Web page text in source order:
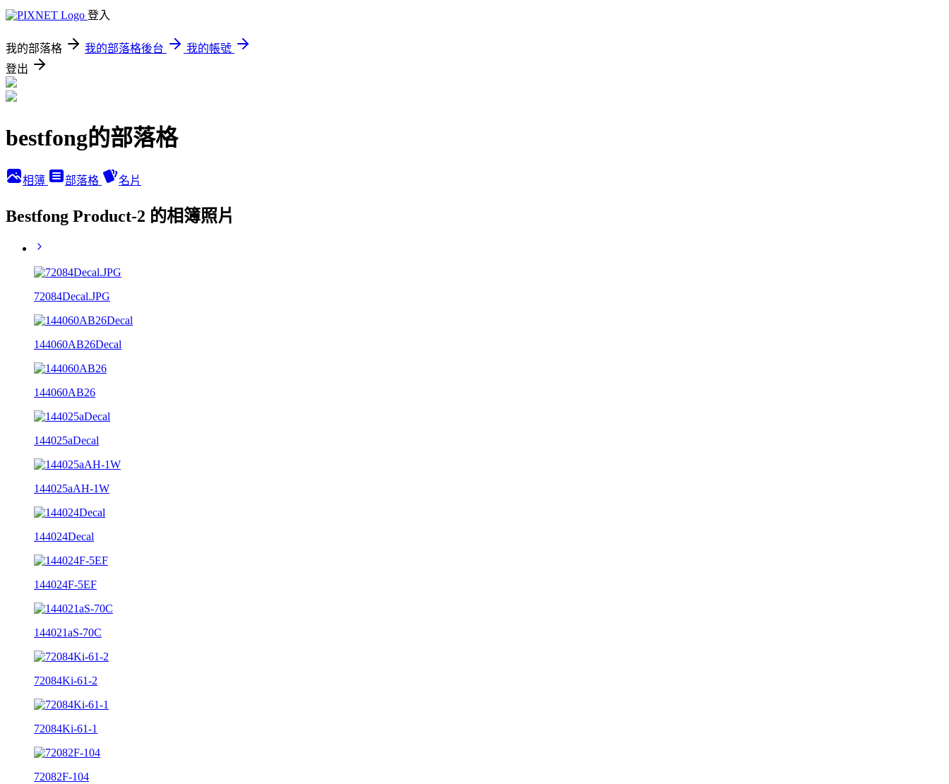
登入
我的部落格 我的部落格後台
我的帳號
登出
bestfong的部落格
相簿 部落格 名片
Bestfong Product-2 的相簿照片
72084Decal.JPG
144060AB26Decal
144060AB26
144025aDecal
144025aAH-1W
144024Decal
144024F-5EF
144021aS-70C
72084Ki-61-2
72084Ki-61-1
72082F-104